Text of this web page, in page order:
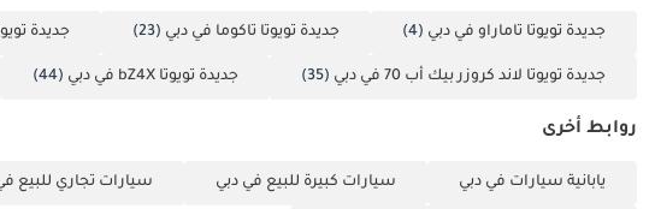
جديدة تويوتا تاماراو في دبي (4) جديدة تويوتا تاكوما في دبي (23) جديدة
جديدة تويوتا لاند كروزر بيك أب 70 في دبي (35) جديدة تويوتا bZ4X في دبي (44)
روابط أخرى
يابانية سيارات في دبي سيارات كبيرة للبيع في دبي سيارات تجاري للبيع